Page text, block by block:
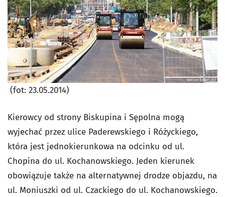
(fot: 23.05.2014)
Kierowcy od strony Biskupina i Sępolna mogą
wyjechać przez ulice Paderewskiego i Różyckiego,
która jest jednokierunkowa na odcinku od ul.
Chopina do ul. Kochanowskiego. Jeden kierunek
obowiązuje także na alternatywnej drodze objazdu, na
ul. Moniuszki od ul. Czackiego do ul. Kochanowskiego.